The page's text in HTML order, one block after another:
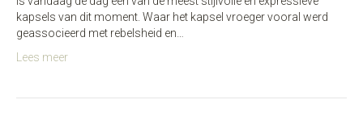
kapsels van dit moment. Waar het kapsel vroeger vooral werd
geassocieerd met rebelsheid en…
Lees meer